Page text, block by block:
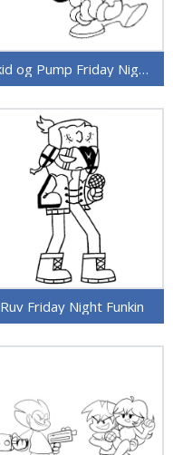
Skid og Pump Friday Night Funkin
Ruv Friday Night Funkin